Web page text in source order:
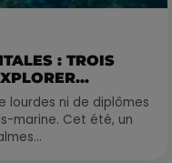
: TROIS
lourdes ni de diplômes
marine. Cet été, un